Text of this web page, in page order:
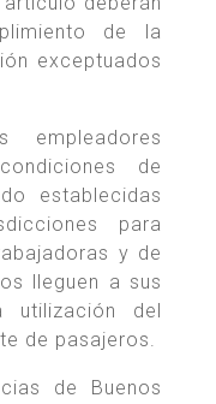
de la
exceptuados
de
establecidas
para
y de
lleguen a sus
del
de pasajeros.
de Buenos